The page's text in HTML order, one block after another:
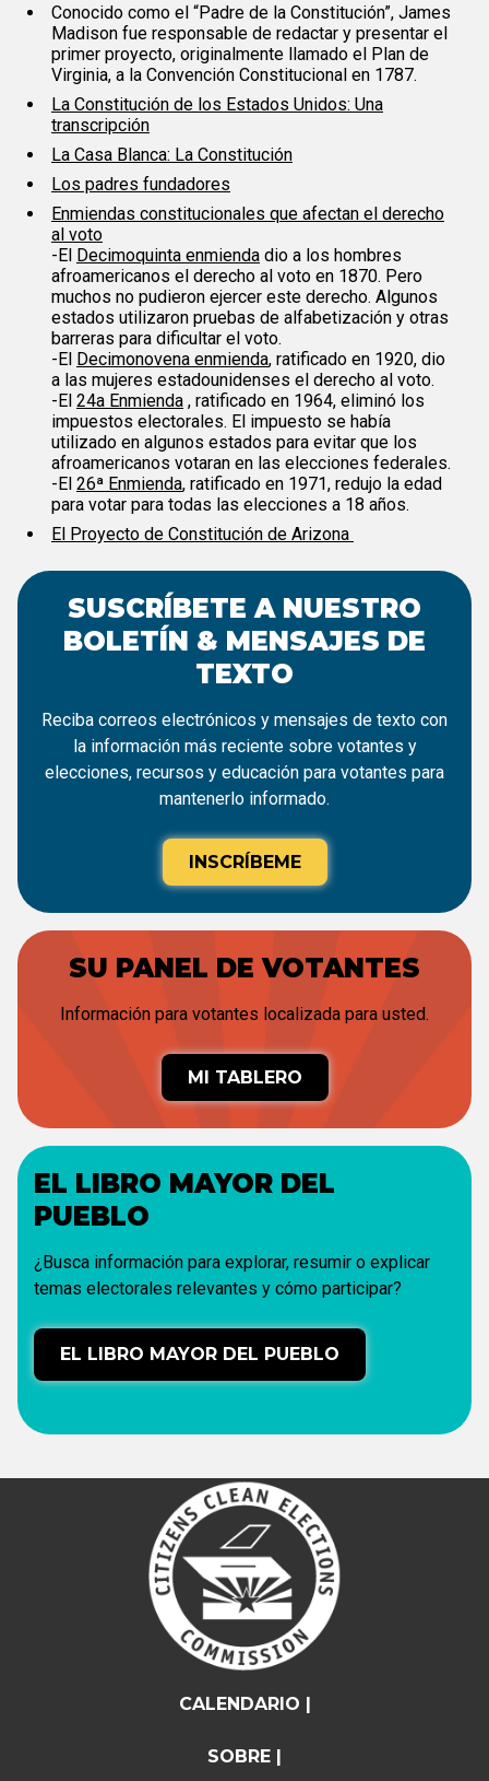
Conocido como el “Padre de la Constitución”, James
Madison fue responsable de redactar y presentar el
primer proyecto, originalmente llamado el Plan de
Virginia, a la Convención Constitucional en 1787.
La Constitución de los Estados Unidos: Una
transcripción
La Casa Blanca: La Constitución
Los padres fundadores
Enmiendas constitucionales que afectan el derecho
al voto
-El Decimoquinta enmienda dio a los hombres
afroamericanos el derecho al voto en 1870. Pero
muchos no pudieron ejercer este derecho. Algunos
estados utilizaron pruebas de alfabetización y otras
barreras para dificultar el voto.
-El Decimonovena enmienda, ratificado en 1920, dio
a las mujeres estadounidenses el derecho al voto.
-El 24a Enmienda , ratificado en 1964, eliminó los
impuestos electorales. El impuesto se había
utilizado en algunos estados para evitar que los
afroamericanos votaran en las elecciones federales.
-El 26ª Enmienda, ratificado en 1971, redujo la edad
para votar para todas las elecciones a 18 años.
El Proyecto de Constitución de Arizona ​
SUSCRÍBETE A NUESTRO
BOLETÍN & MENSAJES DE
TEXTO
Reciba correos electrónicos y mensajes de texto con
la información más reciente sobre votantes y
elecciones, recursos y educación para votantes para
mantenerlo informado.
INSCRÍBEME
SU PANEL DE VOTANTES
Información para votantes localizada para usted.
MI TABLERO
EL LIBRO MAYOR DEL
PUEBLO
¿Busca información para explorar, resumir o explicar
temas electorales relevantes y cómo participar?
EL LIBRO MAYOR DEL PUEBLO
CALENDARIO |
SOBRE |